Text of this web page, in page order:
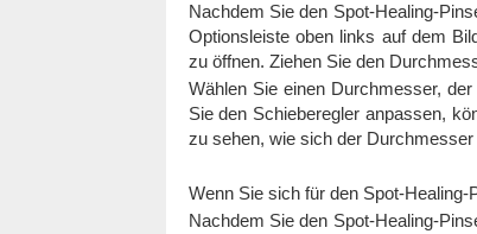
Nachdem Sie den Spot-Healing-
Optionsleiste oben links auf dem
zu öffnen. Ziehen Sie den
Wählen Sie einen Durchmesser,
Sie den Schieberegler anpassen,
zu sehen, wie sich der
Wenn Sie sich für den Spot-
Nachdem Sie den Spot-Healing-